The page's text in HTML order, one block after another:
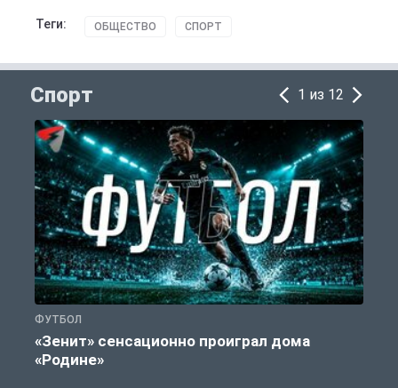
Теги: ОБЩЕСТВО СПОРТ
Спорт 1 из 12
ФУТБОЛ
«Зенит» сенсационно проиграл дома
«Родине»